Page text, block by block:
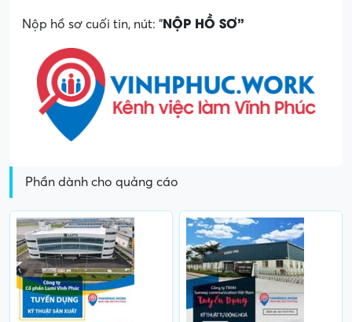
Nộp hồ sơ cuối tin, nút: “NỘP HỒ SƠ”
Phần dành cho quảng cáo